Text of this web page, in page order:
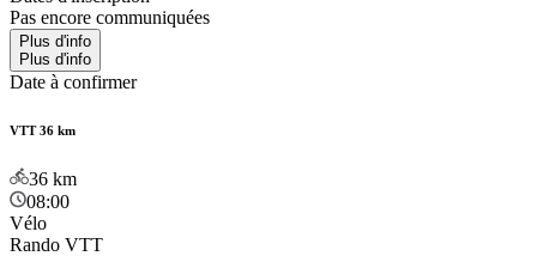
Pas encore communiquées
Plus d'info
Plus d'info
Date à confirmer
VTT 36 km
36 km
08:00
Vélo
Rando VTT